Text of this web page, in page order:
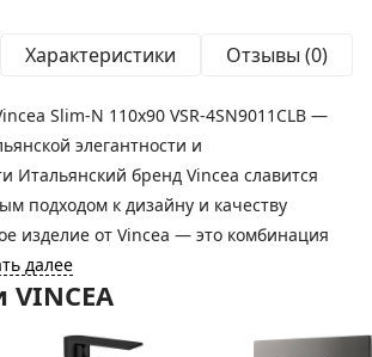
Характеристики Отзывы (0)
Slim-N 110x90 VSR-4SN9011CLB —
элегантности и
Итальянский бренд Vincea славится
подходом к дизайну и качеству
изделие от Vincea — это комбинация
далее